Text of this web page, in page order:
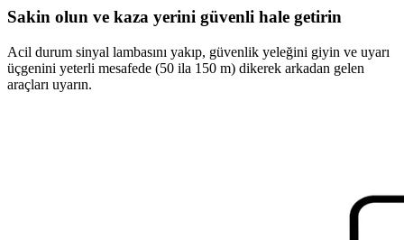
Sakin olun ve kaza yerini güvenli hale getirin
Acil durum sinyal lambasını yakıp, güvenlik yeleğini giyin ve uyarı
üçgenini yeterli mesafede (50 ila 150 m) dikerek arkadan gelen
araçları uyarın.